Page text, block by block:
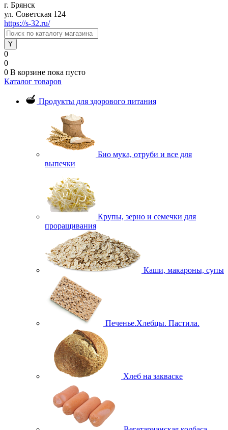
г. Брянск
ул. Советская 124
https://s-32.ru/
0
0
0 В корзине пока пусто
Каталог товаров
Продукты для здорового питания
Био мука, отруби и все для
выпечки
Крупы, зерно и семечки для
проращивания
Каши, макароны, супы
Печенье.Хлебцы. Пастила.
Хлеб на закваске